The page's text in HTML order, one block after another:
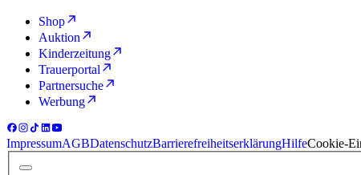
Shop
Auktion
Kinderzeitung
Trauerportal
Partnersuche
Werbung
ImpressumAGBDatenschutzBarrierefreiheitserklärungHilfeCookie-